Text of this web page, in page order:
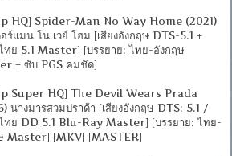
HQ] Spider-Man No Way Home (2021)
อร์แมน โน เวย์ โฮม [เสียงอังกฤษ DTS-5.1 +
ทย 5.1 Master] [บรรยาย: ไทย-อังกฤษ
+ ซับ PGS คมชัด]
Super HQ] The Devil Wears Prada
นางมารสวมปราด้า [เสียงอังกฤษ DTS: 5.1 /
ทย DD 5.1 Blu-Ray Master] [บรรยาย: ไทย-
Master] [MKV] [MASTER]